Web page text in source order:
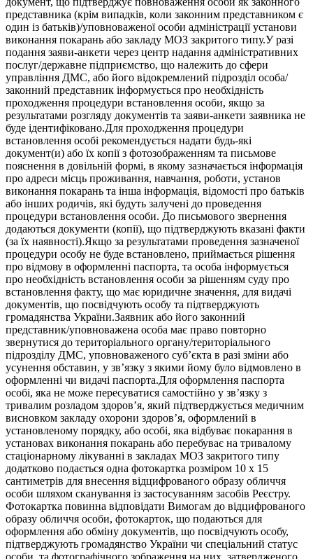
представника (крім випадків, коли законним представником є
один із батьків)/уповноваженої особи адміністрації установи
виконання покарань або закладу МОЗ закритого типу.У разі
подання заяви-анкети через центр надання адміністративних
послуг/державне підприємство, що належить до сфери
управління ДМС, або його відокремлений підрозділ особа/
законний представник інформується про необхідність
проходження процедури встановлення особи, якщо за
результатами розгляду документів та заяви-анкети заявника не
буде ідентифіковано.Для проходження процедури
встановлення особі рекомендується надати будь-які
документ(и) або їх копії з фотозображенням та письмове
пояснення в довільній формі, в якому зазначається інформація
про адреси місць проживання, навчання, роботи, установ
виконання покарань та інша інформація, відомості про батьків
або інших родичів, які будуть залучені до проведення
процедури встановлення особи. До письмового звернення
додаються документи (копії), що підтверджують вказані факти
(за їх наявності).Якщо за результатами проведення зазначеної
процедури особу не буде встановлено, приймається рішення
про відмову в оформленні паспорта, та особа інформується
про необхідність встановлення особи за рішенням суду про
встановлення факту, що має юридичне значення, для видачі
документів, що посвідчують особу та підтверджують
громадянства України.Заявник або його законний
представник/уповноважена особа має право повторно
звернутися до територіального органу/територіального
підрозділу ДМС, уповноваженого суб’єкта в разі зміни або
усунення обставин, у зв’язку з якими йому було відмовлено в
оформленні чи видачі паспорта.Для оформлення паспорта
особі, яка не може пересуватися самостійно у зв’язку з
тривалим розладом здоров’я, який підтверджується медичним
висновком закладу охорони здоров’я, оформлений в
установленому порядку, або особі, яка відбуває покарання в
установах виконання покарань або перебуває на тривалому
стаціонарному лікуванні в закладах МОЗ закритого типу
додатково подається одна фотокартка розміром 10 х 15
сантиметрів для внесення відцифрованого образу обличчя
особи шляхом сканування із застосуванням засобів Реєстру.
Фотокартка повинна відповідати Вимогам до відцифрованого
образу обличчя особи, фотокарток, що подаються для
оформлення або обміну документів, що посвідчують особу,
підтверджують громадянство України чи спеціальний статус
особи, та фотографічного зображення на них, затвердженого